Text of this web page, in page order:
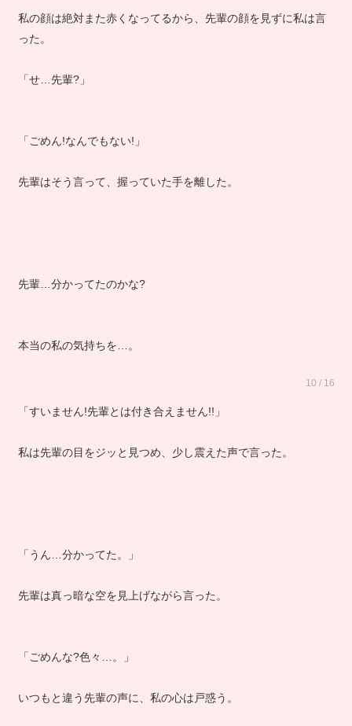
私の顔は絶対また赤くなってるから、先輩の顔を見ずに私は言
った。
「せ…先輩?」
「ごめん!なんでもない!」
先輩はそう言って、握っていた手を離した。
先輩…分かってたのかな?
本当の私の気持ちを…。
10 / 16
「すいません!先輩とは付き合えません!!」
私は先輩の目をジッと見つめ、少し震えた声で言った。
「うん…分かってた。」
先輩は真っ暗な空を見上げながら言った。
「ごめんな?色々…。」
いつもと違う先輩の声に、私の心は戸惑う。